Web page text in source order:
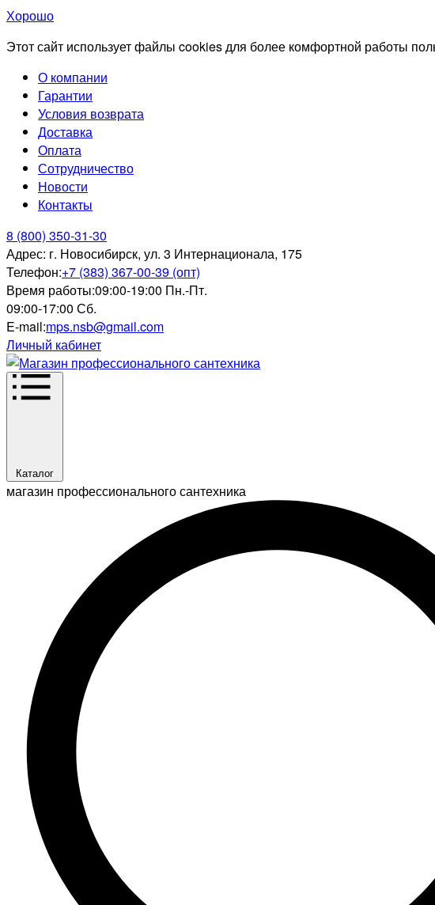
Хорошо
Этот сайт использует файлы cookies для более комфортной работы
О компании
Гарантии
Условия возврата
Доставка
Оплата
Сотрудничество
Новости
Контакты
8 (800) 350-31-30
Адрес: г. Новосибирск, ул. 3 Интернационала, 175
Телефон:+7 (383) 367-00-39 (опт)
Время работы:09:00-19:00 Пн.-Пт.
09:00-17:00 Сб.
E-mail:mps.nsb@gmail.com
Личный кабинет
Каталог
магазин профессионального сантехника